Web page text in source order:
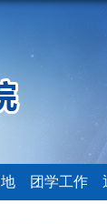
团学工作